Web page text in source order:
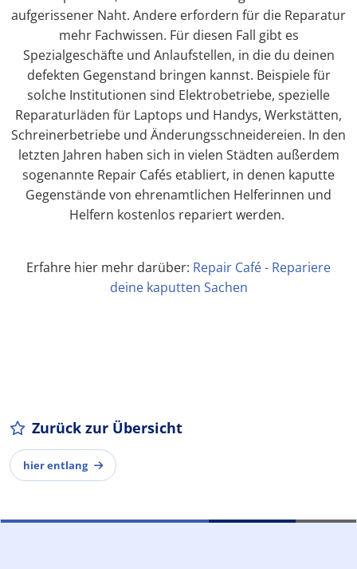
aufgerissener Naht. Andere erfordern für die Reparatur
mehr Fachwissen. Für diesen Fall gibt es
Spezialgeschäfte und Anlaufstellen, in die du deinen
defekten Gegenstand bringen kannst. Beispiele für
solche Institutionen sind Elektrobetriebe, spezielle
Reparaturläden für Laptops und Handys, Werkstätten,
Schreinerbetriebe und Änderungsschneidereien. In den
letzten Jahren haben sich in vielen Städten außerdem
sogenannte Repair Cafés etabliert, in denen kaputte
Gegenstände von ehrenamtlichen Helferinnen und
Helfern kostenlos repariert werden.
Erfahre hier mehr darüber: Repair Café - Repariere
deine kaputten Sachen
Zurück zur Übersicht
hier entlang